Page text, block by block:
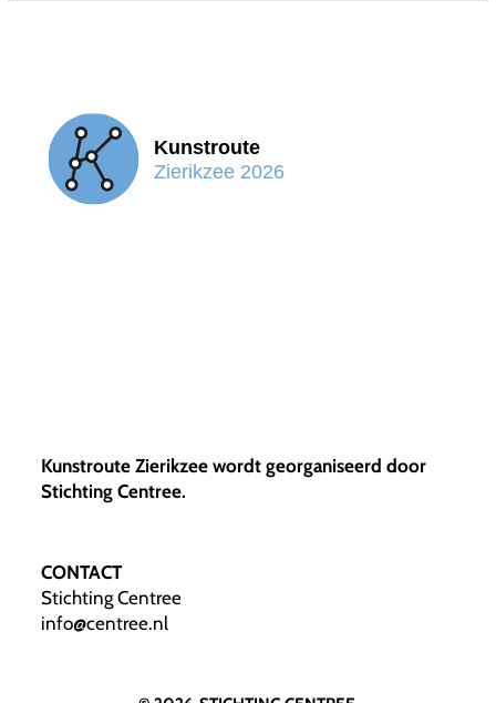
Kunstroute Zierikzee wordt georganiseerd door
Stichting Centree.
CONTACT
Stichting Centree
info@centree.nl